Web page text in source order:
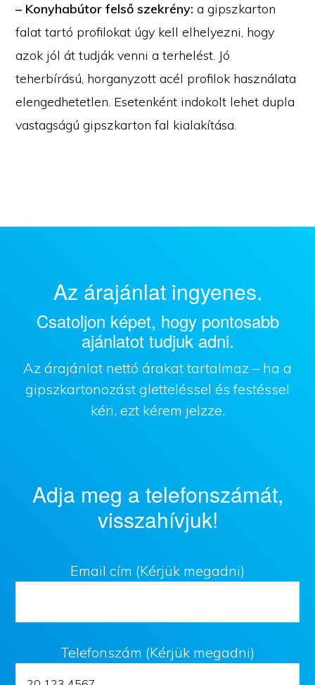
– Konyhabútor felső szekrény: a gipszkarton
falat tartó profilokat úgy kell elhelyezni, hogy
azok jól át tudják venni a terhelést. Jó
teherbírású, horganyzott acél profilok használata
elengedhetetlen. Esetenként indokolt lehet dupla
vastagságú gipszkarton fal kialakítása.
Az árajánlat ingyenes.
Csatoljon képet, hogy pontosabb
ajánlatot tudjuk adni.
Az árajánlat nettó árakat tartalmaz – ha a
gipszkartonozást gletteléssel és festéssel
kéri, ezt kérem jelzze.
Adja meg a telefonszámát,
visszahívjuk!
Email cím (Kérjük megadni)
Telefonszám (Kérjük megadni)